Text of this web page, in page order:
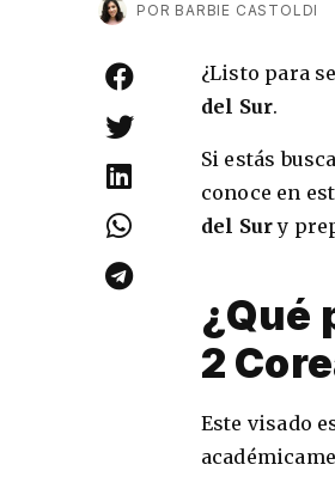
POR BARBIE CASTOLDI
¿Listo para
del Sur.
Si estás
conoce en
del Sury
¿Qué
2
Este visado